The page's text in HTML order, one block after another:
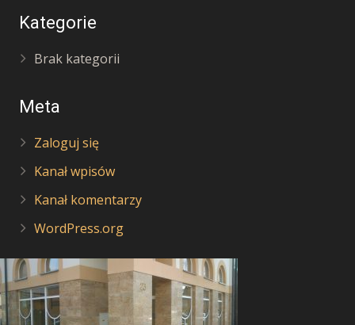
Kategorie
Brak kategorii
Meta
Zaloguj się
Kanał wpisów
Kanał komentarzy
WordPress.org